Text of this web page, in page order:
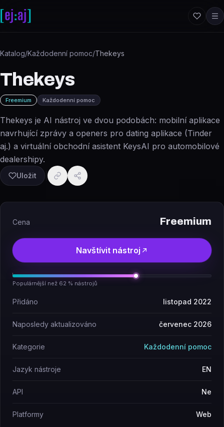
Katalog/Každodenní pomoc/Thekeys
Thekeys
Freemium Každodenní pomoc
Thekeys je AI nástroj ve dvou podobách: mobilní aplikace
navrhující zprávy a openers pro dating aplikace (Tinder
aj.) a virtuální obchodní asistent KeysAI pro automobilové
dealershipy.
Uložit
Cena Freemium
Navštívit nástroj
Populárnější než 62 % nástrojů
Přidáno listopad 2022
Naposledy aktualizováno červenec 2026
Kategorie Každodenní pomoc
Jazyk nástroje EN
API Ne
Platformy Web